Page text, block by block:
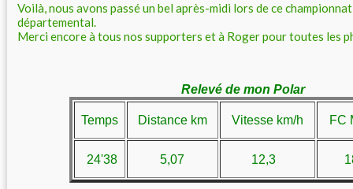
Voilà, nous avons passé un bel après-midi lors de ce
départemental.
Merci encore à tous nos supporters et à Roger pour toutes les
Relevé de mon Polar
Temps Distance km Vitesse km/h FC
24'38 5,07 12,3